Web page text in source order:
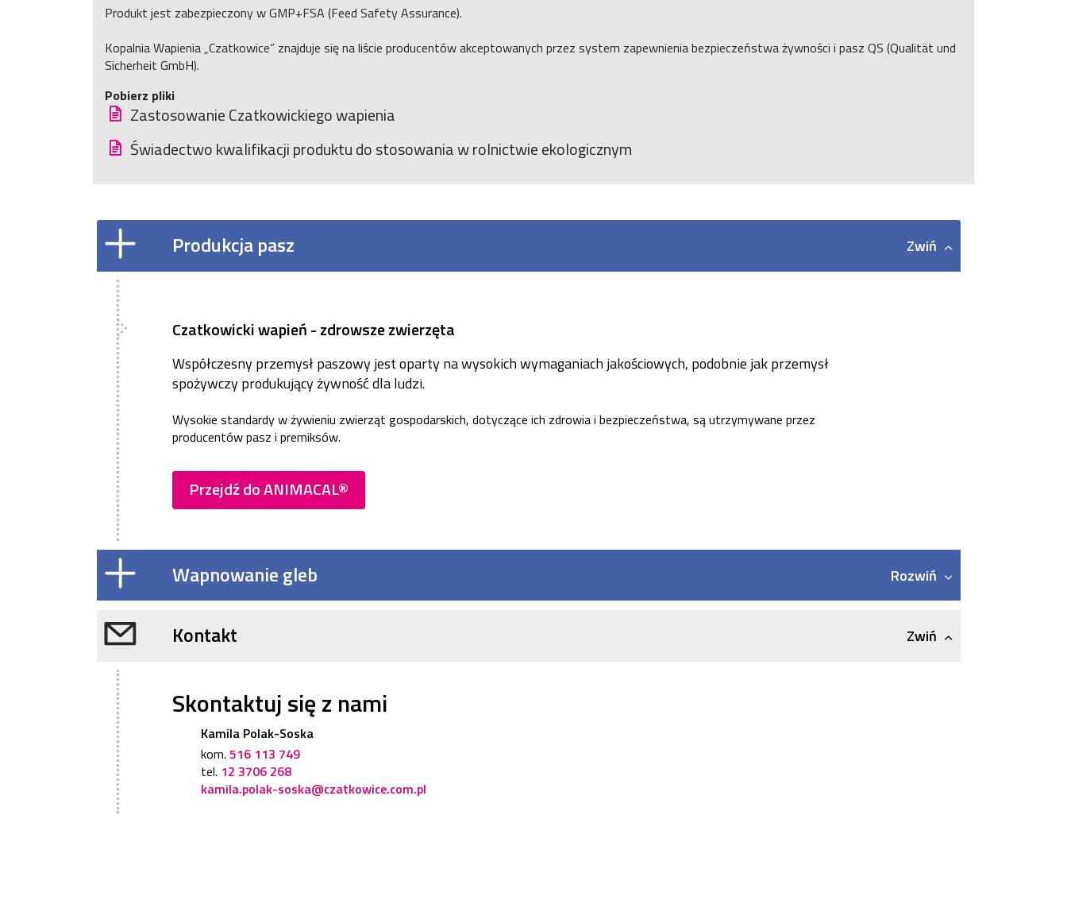
Produkt jest zabezpieczony w GMP+FSA (Feed Safety Assurance).
Kopalnia Wapienia „Czatkowice” znajduje się na liście producentów akceptowanych przez system zapewnienia bezpieczeństwa żywności i pasz QS (Qualität und
Sicherheit GmbH).
Pobierz pliki
Zastosowanie Czatkowickiego wapienia
Świadectwo kwalifikacji produktu do stosowania w rolnictwie ekologicznym​
Produkcja pasz Zwiń
Czatkowicki wapień - zdrowsze zwierzęta
Współczesny przemysł paszowy jest oparty na wysokich wymaganiach jakościowych, podobnie jak przemysł
spożywczy produkujący żywność dla ludzi.
Wysokie standardy w żywieniu zwierząt gospodarskich, dotyczące ich zdrowia i bezpieczeństwa, są utrzymywane przez
producentów pasz i premiksów.
Przejdź do ANIMACAL®
Wapnowanie gleb Rozwiń
Kontakt Zwiń
Skontaktuj się z nami
Kamila Polak-Soska
kom. 516 113 749
tel. 12 3706 268
kamila.polak-soska@czatkowice.com.pl